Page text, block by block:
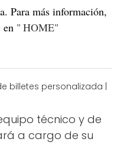
Para más información,
en " HOME"
técnico y de
a cargo de su